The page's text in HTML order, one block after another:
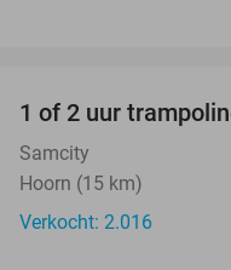
1 of 2 uur
Samcity
Hoorn (15 km)
Verkocht: 2.016